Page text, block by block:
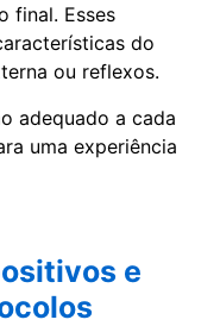
final. Esses
do
ou reflexos.
adequado a cada
uma experiência
e